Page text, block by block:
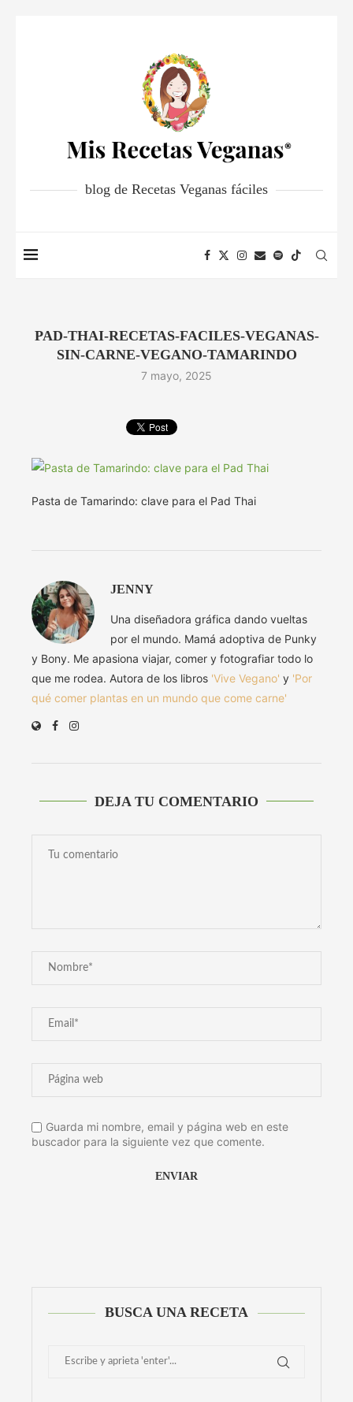
blog de Recetas Veganas fáciles
PAD-THAI-RECETAS-FACILES-VEGANAS-
SIN-CARNE-VEGANO-TAMARINDO
7 mayo, 2025
Pasta de Tamarindo: clave para el Pad Thai
JENNY
Una diseñadora gráfica dando vueltas
por el mundo. Mamá adoptiva de Punky
y Bony. Me apasiona viajar, comer y fotografiar todo lo
que me rodea. Autora de los libros 'Vive Vegano' y 'Por
qué comer plantas en un mundo que come carne'
DEJA TU COMENTARIO
Guarda mi nombre, email y página web en este
buscador para la siguiente vez que comente.
BUSCA UNA RECETA